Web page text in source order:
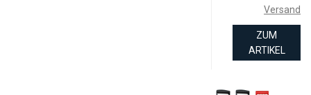
Versand
ZUM
ARTIKEL